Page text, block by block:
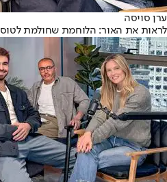
ערן סויסה
לראות את האור: הלוחמת שחולמת לטוס